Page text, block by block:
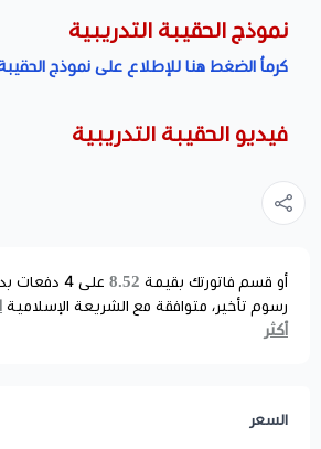
نموذج الحقيبة التدريبية
كرماُ الضغط هنا للإطلاع على نموذج الحقيبة
فيديو الحقيبة التدريبية
أو قسم فاتورتك بقيمة 8.52 على 4 دفعات
رسوم تأخير، متوافقة مع الشريعة الإسلامية
أكثر
السعر